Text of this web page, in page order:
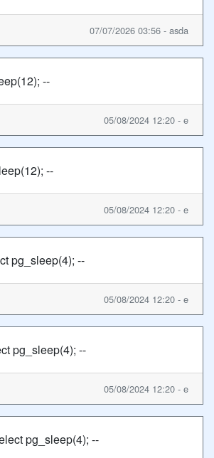
07/07/2026 03:56 - asda
--
05/08/2024 12:20 - e
--
05/08/2024 12:20 - e
pg_sleep(4); --
05/08/2024 12:20 - e
pg_sleep(4); --
05/08/2024 12:20 - e
pg_sleep(4); --